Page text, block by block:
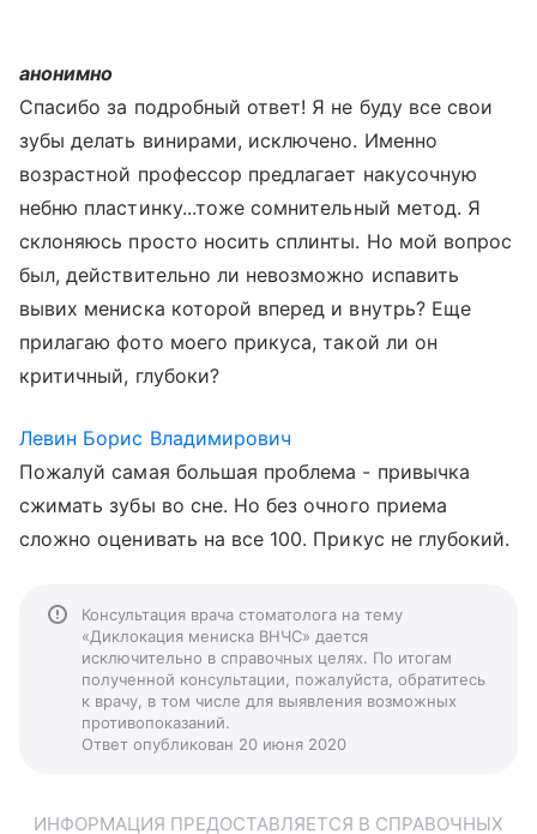
анонимно
Спасибо за подробный ответ! Я не буду все свои
зубы делать винирами, исключено. Именно
возрастной профессор предлагает накусочную
небню пластинку...тоже сомнительный метод. Я
склоняюсь просто носить сплинты. Но мой вопрос
был, действительно ли невозможно испавить
вывих мениска которой вперед и внутрь? Еще
прилагаю фото моего прикуса, такой ли он
критичный, глубоки?
Левин Борис Владимирович
Пожалуй самая большая проблема - привычка
сжимать зубы во сне. Но без очного приема
сложно оценивать на все 100. Прикус не глубокий.
Консультация врача стоматолога на тему
«Диклокация мениска ВНЧС» дается
исключительно в справочных целях. По итогам
полученной консультации, пожалуйста, обратитесь
к врачу, в том числе для выявления возможных
противопоказаний.
Ответ опубликован 20 июня 2020
ИНФОРМАЦИЯ ПРЕДОСТАВЛЯЕТСЯ В СПРАВОЧНЫХ